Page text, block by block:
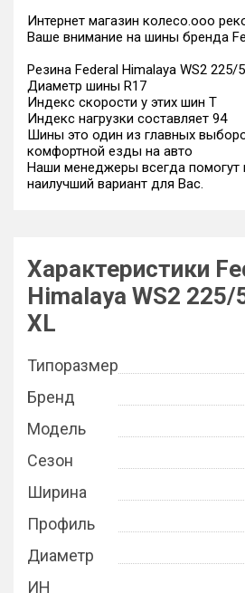
Интернет магазин колесо.ооо
Ваше внимание на шины бренда
Резина Federal Himalaya WS2 225/
Диаметр шины R17
Индекс скорости у этих шин T
Индекс нагрузки составляет 94
Шины это один из главных
комфортной езды на авто
Наши менеджеры всегда помогут
наилучший вариант для Вас.
Характеристики
Himalaya WS2 225/
XL
Типоразмер
Бренд
Модель
Сезон
Ширина
Профиль
Диаметр
ИН